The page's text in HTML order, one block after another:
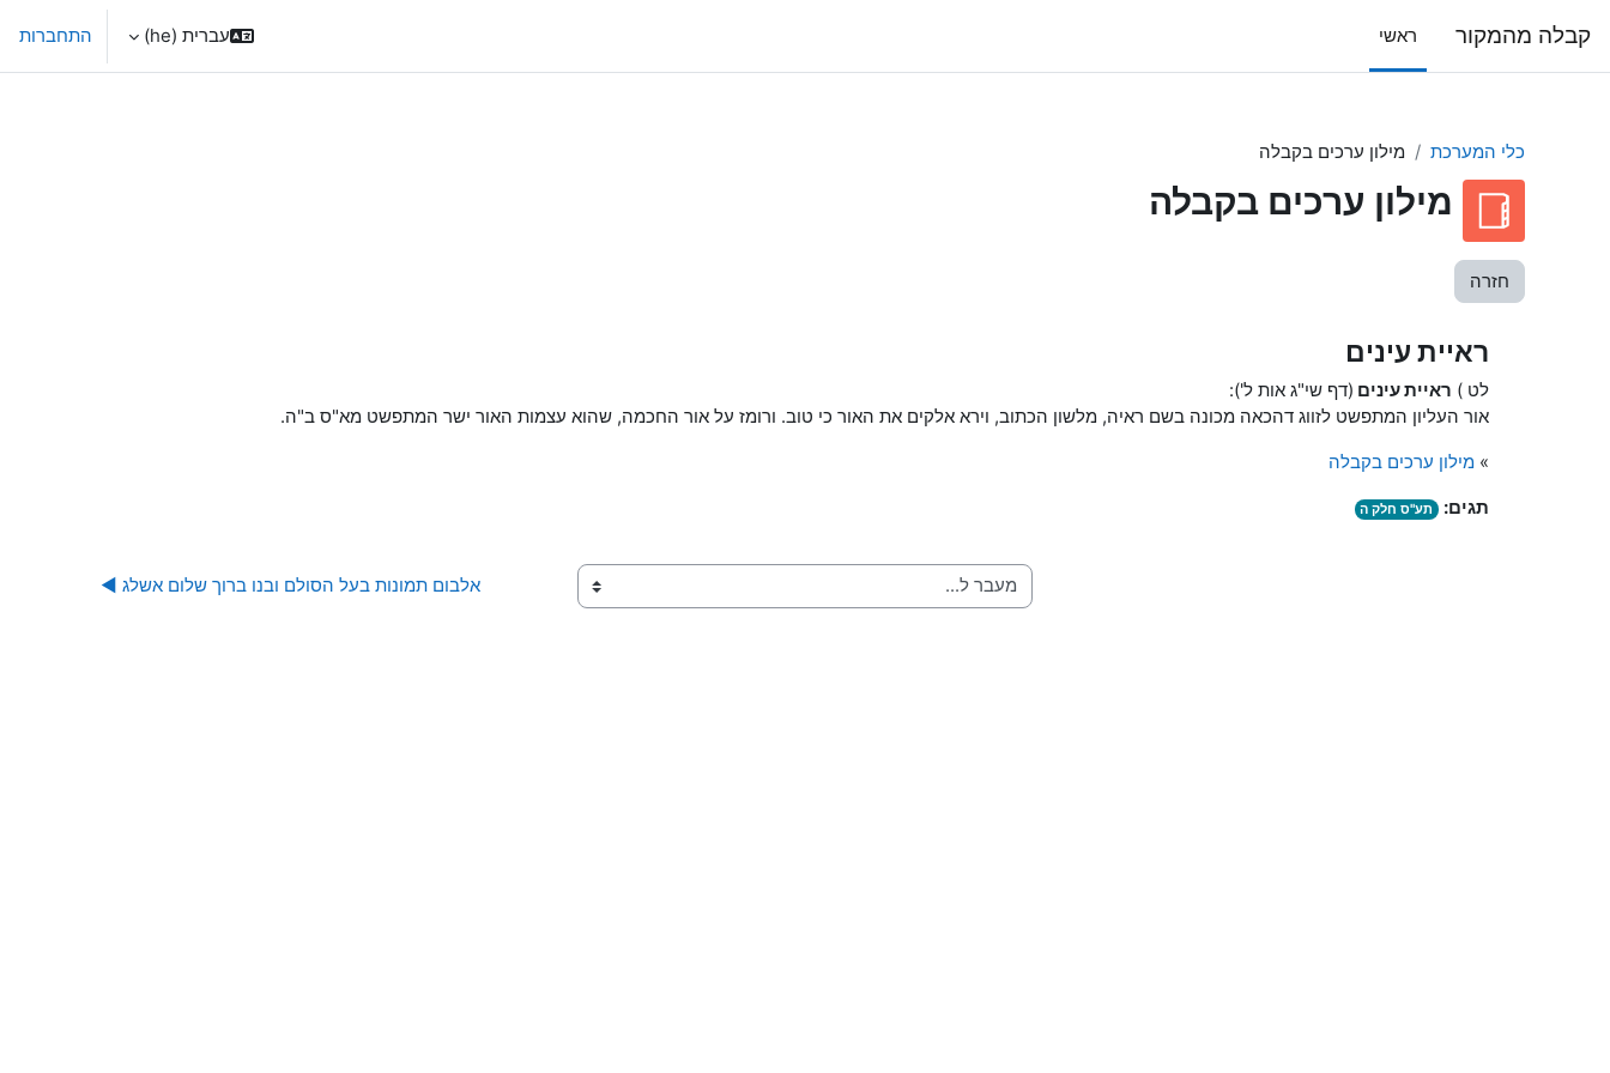
קבלה מהמקור ראשי עברית ‎(he)‎ התחברות
כלי המערכת מילון ערכים בקבלה
מילון ערכים בקבלה
חזרה
ראיית עינים
לט ) ראייתעינים (דף שי"ג אות ל'):
אור העליון המתפשט לזווג דהכאה מכונה בשם ראיה, מלשון הכתוב, וירא אלקים את האור כי טוב. ורומז על אור החכמה, שהוא עצמות האור ישר המתפשט מא"ס ב"ה.
»מילון ערכים בקבלה
תגים:
תע"ס חלק ה
מעבר ל... אלבום תמונות בעל הסולם ובנו ברוך שלום אשלג ◀︎